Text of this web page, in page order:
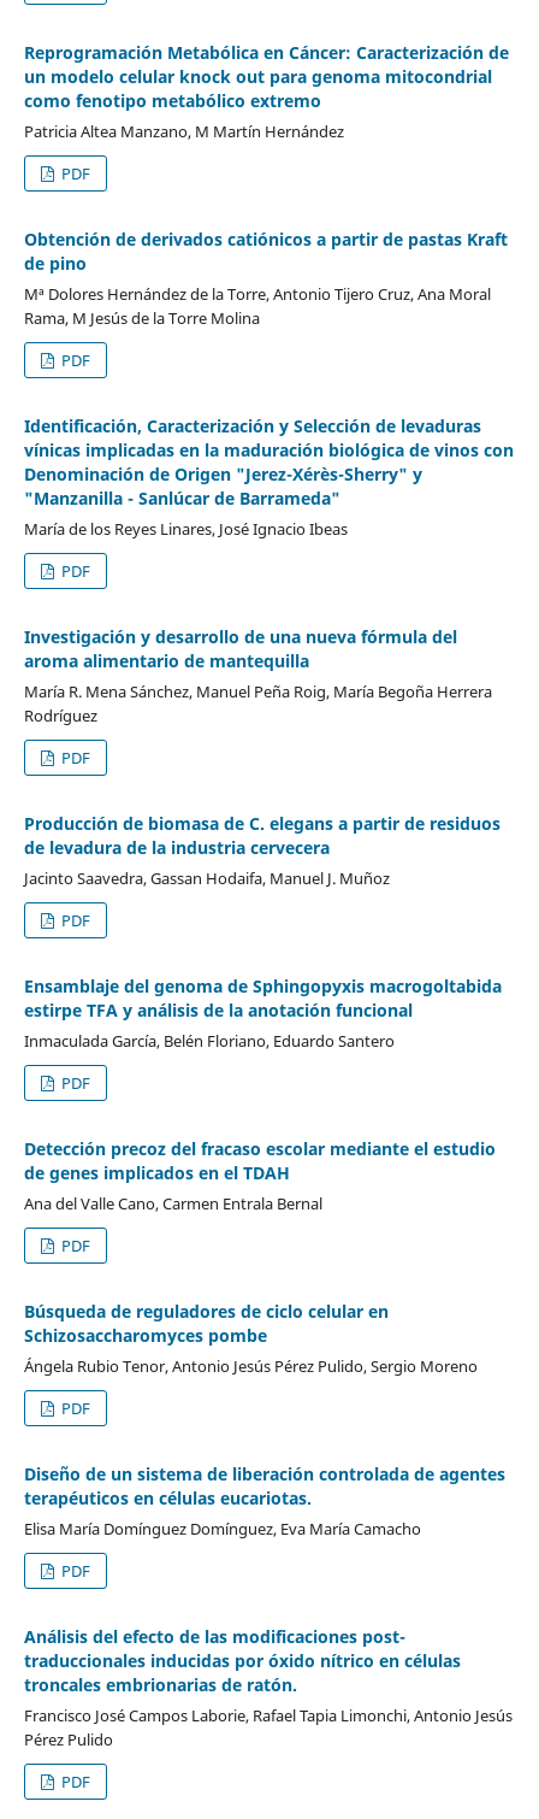
Reprogramación Metabólica en Cáncer: Caracterización de
un modelo celular knock out para genoma mitocondrial
como fenotipo metabólico extremo
Patricia Altea Manzano, M Martín Hernández
PDF
Obtención de derivados catiónicos a partir de pastas Kraft
de pino
Mª Dolores Hernández de la Torre, Antonio Tijero Cruz, Ana Moral
Rama, M Jesús de la Torre Molina
PDF
Identificación, Caracterización y Selección de levaduras
vínicas implicadas en la maduración biológica de vinos con
Denominación de Origen "Jerez-Xérès-Sherry" y
"Manzanilla - Sanlúcar de Barrameda"
María de los Reyes Linares, José Ignacio Ibeas
PDF
Investigación y desarrollo de una nueva fórmula del
aroma alimentario de mantequilla
María R. Mena Sánchez, Manuel Peña Roig, María Begoña Herrera
Rodríguez
PDF
Producción de biomasa de C. elegans a partir de residuos
de levadura de la industria cervecera
Jacinto Saavedra, Gassan Hodaifa, Manuel J. Muñoz
PDF
Ensamblaje del genoma de Sphingopyxis macrogoltabida
estirpe TFA y análisis de la anotación funcional
Inmaculada García, Belén Floriano, Eduardo Santero
PDF
Detección precoz del fracaso escolar mediante el estudio
de genes implicados en el TDAH
Ana del Valle Cano, Carmen Entrala Bernal
PDF
Búsqueda de reguladores de ciclo celular en
Schizosaccharomyces pombe
Ángela Rubio Tenor, Antonio Jesús Pérez Pulido, Sergio Moreno
PDF
Diseño de un sistema de liberación controlada de agentes
terapéuticos en células eucariotas.
Elisa María Domínguez Domínguez, Eva María Camacho
PDF
Análisis del efecto de las modificaciones post-
traduccionales inducidas por óxido nítrico en células
troncales embrionarias de ratón.
Francisco José Campos Laborie, Rafael Tapia Limonchi, Antonio Jesús
Pérez Pulido
PDF